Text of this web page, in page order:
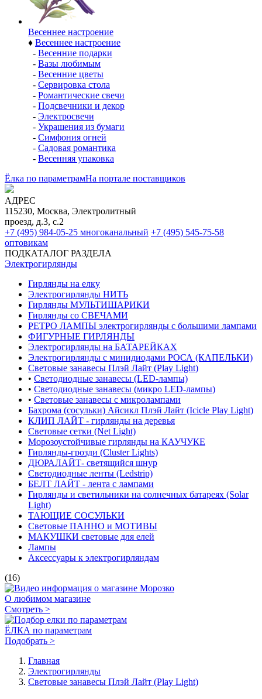
Весеннее настроение
♦ Весеннее настроение
- Весенние подарки
- Вазы любимым
- Весенние цветы
- Сервировка стола
- Романтические свечи
- Подсвечники и декор
- Электросвечи
- Украшения из бумаги
- Симфония огней
- Садовая романтика
- Весенняя упаковка
Ёлка по параметрамНа портале поставщиков
АДРЕС
115230, Москва, Электролитный
проезд, д.3, с.2
+7 (495) 984-05-25 многоканальный +7 (495) 545-75-58
оптовикам
ПОДКАТАЛОГ РАЗДЕЛА
Электро­гирлянды
Гирлянды на елку
Электрогирлянды НИТЬ
Гирлянды МУЛЬТИШАРИКИ
Гирлянды со СВЕЧАМИ
РЕТРО ЛАМПЫ электрогирлянды с большими лампами
ФИГУРНЫЕ ГИРЛЯНДЫ
Электрогирлянды на БАТАРЕЙКАХ
Электрогирлянды с минидиодами РОСА (КАПЕЛЬКИ)
Световые занавесы Плэй Лайт (Play Light)
• Светодиодные занавесы (LED-лампы)
• Светодиодные занавесы (микро LED-лампы)
• Световые занавесы с микролампами
Бахрома (сосульки) Айсикл Плэй Лайт (Icicle Play Light)
КЛИП ЛАЙТ - гирлянды на деревья
Световые сетки (Net Light)
Морозоустойчивые гирлянды на КАУЧУКЕ
Гирлянды-грозди (Cluster Lights)
ДЮРАЛАЙТ- светящийся шнур
Светодиодные ленты (Ledstrip)
БЕЛТ ЛАЙТ - лента с лампами
Гирлянды и светильники на солнечных батареях (Solar
Light)
ТАЮЩИЕ СОСУЛЬКИ
Световые ПАННО и МОТИВЫ
МАКУШКИ световые для елей
Лампы
Аксессуары к электрогирляндам
(16)
О любимом магазине
Смотреть >
ЁЛКА по параметрам
Подобрать >
Главная
Электро­гирлянды
Световые занавесы Плэй Лайт (Play Light)